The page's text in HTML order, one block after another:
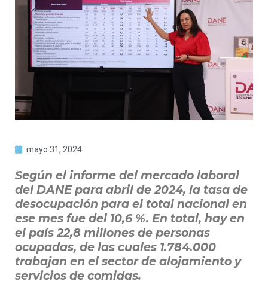
mayo 31, 2024
Según el informe del mercado laboral
del DANE para abril de 2024, la tasa de
desocupación para el total nacional en
ese mes fue del 10,6 %. En total, hay en
el país 22,8 millones de personas
ocupadas, de las cuales 1.784.000
trabajan en el sector de alojamiento y
servicios de comidas.